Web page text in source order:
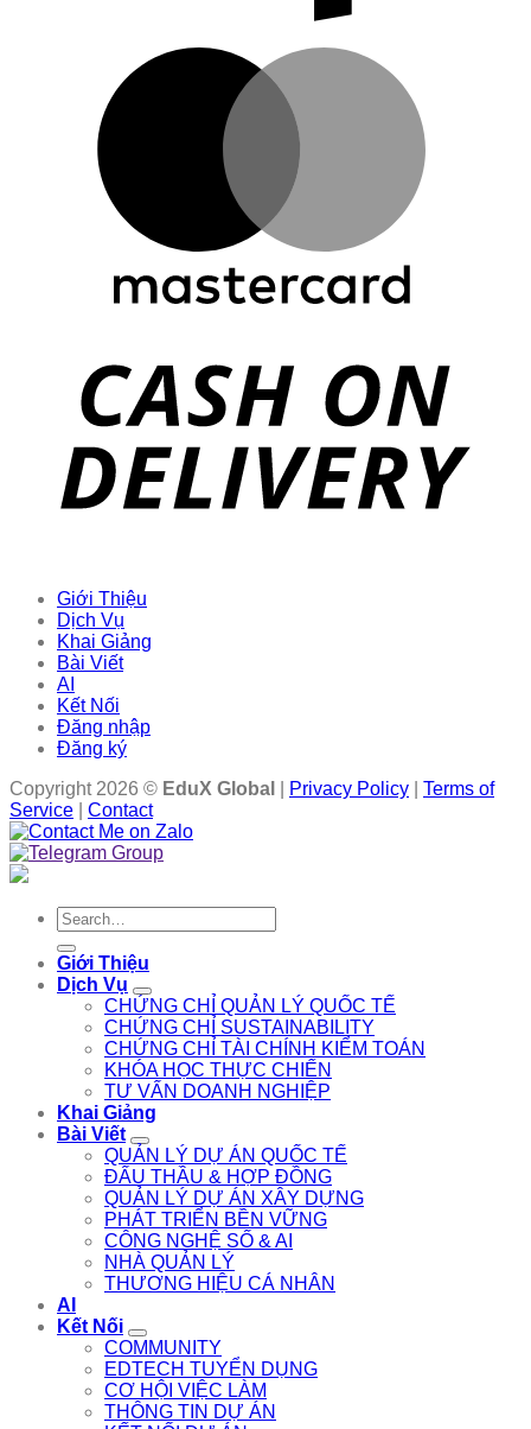
Giới Thiệu
Dịch Vụ
Khai Giảng
Bài Viết
AI
Kết Nối
Đăng nhập
Đăng ký
Copyright 2026 © EduX Global Privacy Policy
Terms of
Service
Contact
Search
for:
Giới Thiệu
Dịch Vụ
CHỨNG CHỈ QUẢN LÝ QUỐC TẾ
CHỨNG CHỈ SUSTAINABILITY
CHỨNG CHỈ TÀI CHÍNH KIỂM TOÁN
KHÓA HỌC THỰC CHIẾN
TƯ VẤN DOANH NGHIỆP
Khai Giảng
Bài Viết
QUẢN LÝ DỰ ÁN QUỐC TẾ
ĐẤU THẦU & HỢP ĐỒNG
QUẢN LÝ DỰ ÁN XÂY DỰNG
PHÁT TRIỂN BỀN VỮNG
CÔNG NGHỆ SỐ & AI
NHÀ QUẢN LÝ
THƯƠNG HIỆU CÁ NHÂN
AI
Kết Nối
COMMUNITY
EDTECH TUYỂN DỤNG
CƠ HỘI VIỆC LÀM
THÔNG TIN DỰ ÁN